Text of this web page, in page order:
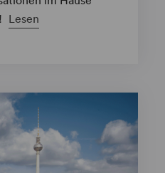
Lesen